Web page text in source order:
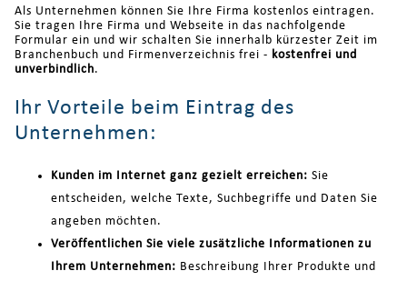
Als Unternehmen können Sie Ihre Firma kostenlos eintragen.
Sie tragen Ihre Firma und Webseite in das nachfolgende
Formular ein und wir schalten Sie innerhalb kürzester Zeit im
Branchenbuch und Firmenverzeichnis frei - kostenfrei und
unverbindlich.
Ihr Vorteile beim Eintrag des
Unternehmen:
Kunden im Internet ganz gezielt erreichen: Sie
entscheiden, welche Texte, Suchbegriffe und Daten Sie
angeben möchten.
Veröffentlichen Sie viele zusätzliche Informationen zu
Ihrem Unternehmen: Beschreibung Ihrer Produkte und